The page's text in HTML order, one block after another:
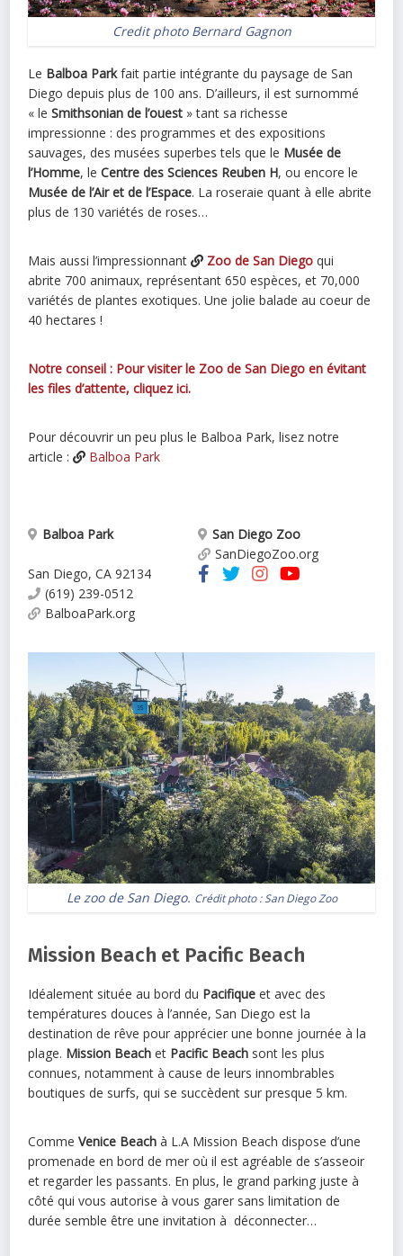
Credit photo Bernard Gagnon
Le Balboa Parkfait partie intégrante du paysage de San
Diego depuis plus de 100 ans. D’ailleurs, il est surnommé
« leSmithsonian de l’ouest » tant sa richesse
impressionne : des programmes et des expositions
sauvages, des musées superbes tels que le Musée de
l’Homme, leCentre des Sciences Reuben H, ou encore le
Musée de l’Air et de l’Espace. La roseraie quant à elle abrite
plus de 130 variétés de roses…
Mais aussi l’impressionnant Zoo de San Diego qui
abrite 700 animaux, représentant 650 espèces, et 70,000
variétés de plantes exotiques. Une jolie balade au coeur de
40 hectares !
Notre conseil : Pour visiter le Zoo de San Diego en évitant
les files d’attente, cliquez ici.
Pour découvrir un peu plus le Balboa Park, lisez notre
article :
Balboa Park
Balboa Park
San Diego, CA 92134
(619) 239-0512
BalboaPark.org
San Diego Zoo
SanDiegoZoo.org
Le zoo de San Diego. Crédit photo :San Diego Zoo
Mission Beach et Pacific Beach
Idéalement située au bord du Pacifique et avec des
températures douces à l’année, San Diego est la
destination de rêve pour apprécier une bonne journée à la
plage. Mission Beach et Pacific Beach sont les plus
connues, notamment à cause de leurs innombrables
boutiques de surfs, qui se succèdent sur presque 5 km.
CommeVenice Beach à L.A Mission Beach dispose d’une
promenade en bord de mer où il est agréable de s’asseoir
et regarder les passants. En plus, le grand parking juste à
côté qui vous autorise à vous garer sans limitation de
durée semble être une invitation à déconnecter…